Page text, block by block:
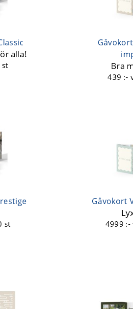
alla!
Bra
439 :-
st
Gåvokort
4999 :-